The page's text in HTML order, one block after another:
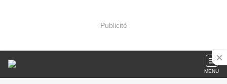
Publicité
MENU